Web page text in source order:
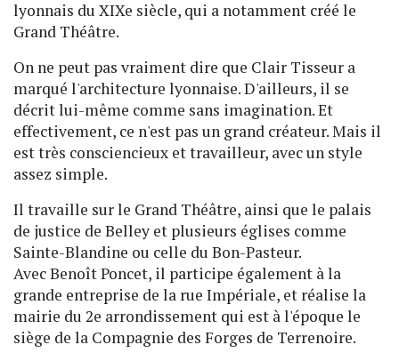
lyonnais du XIXe siècle, qui a notamment créé le
Grand Théâtre.
On ne peut pas vraiment dire que Clair Tisseur a
marqué l'architecture lyonnaise. D'ailleurs, il se
décrit lui-même comme sans imagination. Et
effectivement, ce n'est pas un grand créateur. Mais il
est très consciencieux et travailleur, avec un style
assez simple.
Il travaille sur le Grand Théâtre, ainsi que le palais
de justice de Belley et plusieurs églises comme
Sainte-Blandine ou celle du Bon-Pasteur.
Avec Benoît Poncet, il participe également à la
grande entreprise de la rue Impériale, et réalise la
mairie du 2e arrondissement qui est à l'époque le
siège de la Compagnie des Forges de Terrenoire.